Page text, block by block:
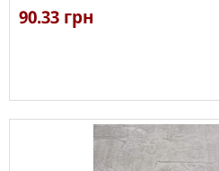
90.33 грн